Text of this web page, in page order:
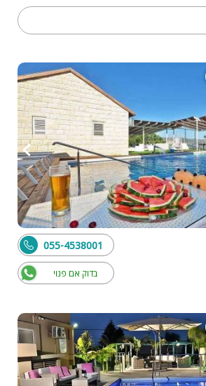
בדוק אם פנוי
055-4538001